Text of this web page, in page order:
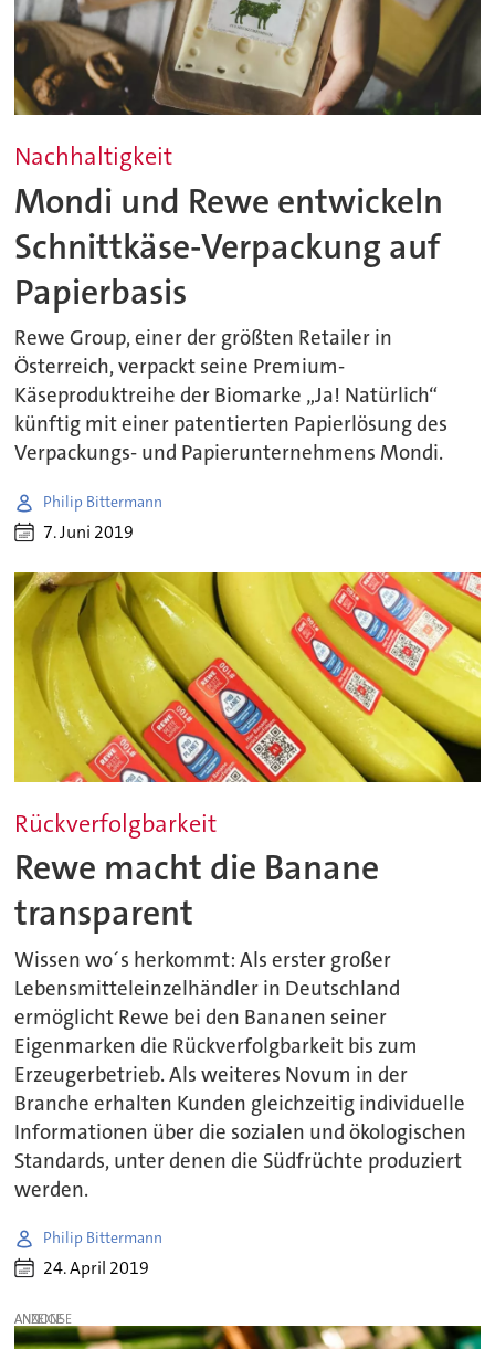
Nachhaltigkeit
Mondi und Rewe entwickeln
Schnittkäse-Verpackung auf
Papierbasis
Rewe Group, einer der größten Retailer in
Österreich, verpackt seine Premium-
Käseproduktreihe der Biomarke „Ja! Natürlich“
künftig mit einer patentierten Papierlösung des
Verpackungs- und Papierunternehmens Mondi.
Philip Bittermann
7. Juni 2019
Rückverfolgbarkeit
Rewe macht die Banane
transparent
Wissen wo´s herkommt: Als erster großer
Lebensmitteleinzelhändler in Deutschland
ermöglicht Rewe bei den Bananen seiner
Eigenmarken die Rückverfolgbarkeit bis zum
Erzeugerbetrieb. Als weiteres Novum in der
Branche erhalten Kunden gleichzeitig individuelle
Informationen über die sozialen und ökologischen
Standards, unter denen die Südfrüchte produziert
werden.
Philip Bittermann
24. April 2019
ANZEIGE